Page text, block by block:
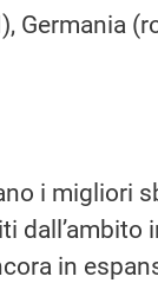
Germania
i migliori
in